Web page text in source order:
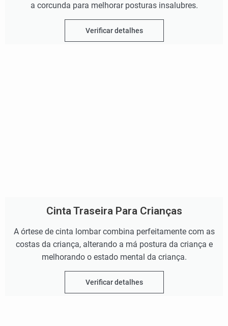
a corcunda para melhorar posturas insalubres.
Verificar detalhes
Cinta Traseira Para Crianças
A órtese de cinta lombar combina perfeitamente com as
costas da criança, alterando a má postura da criança e
melhorando o estado mental da criança.
Verificar detalhes